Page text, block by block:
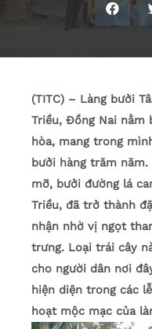
(TITC) – Làng bưởi
Triều, Đồng Nai nằm
hòa, mang trong
bưởi hàng trăm
mỡ, bưởi đường lá
Triều, đã trở thành
nhận nhờ vị ngọt
trưng. Loại trái cây
cho người dân nơi
hiện diện trong các
hoạt mộc mạc của